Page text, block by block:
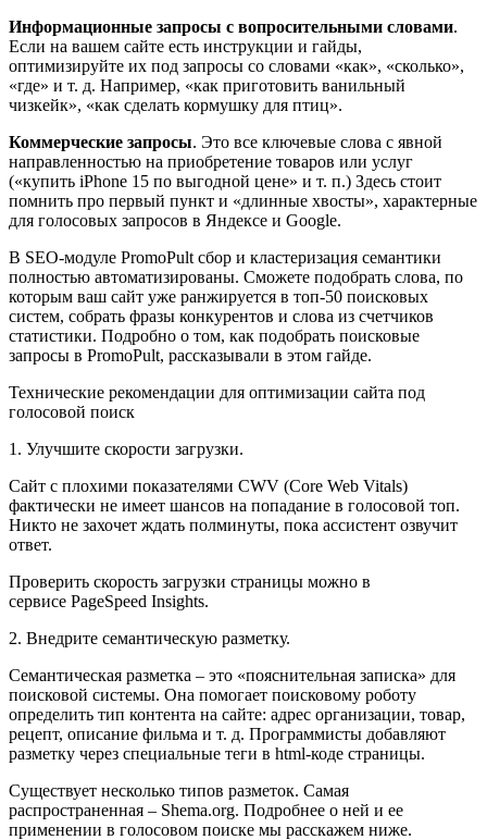
Информационные запросы с вопросительными словами.
Если на вашем сайте есть инструкции и гайды,
оптимизируйте их под запросы со словами «как», «сколько»,
«где» и т. д. Например, «как приготовить ванильный
чизкейк», «как сделать кормушку для птиц».
Коммерческие запросы. Это все ключевые слова с явной
направленностью на приобретение товаров или услуг
(«купить iPhone 15 по выгодной цене» и т. п.) Здесь стоит
помнить про первый пункт и «длинные хвосты», характерные
для голосовых запросов в Яндексе и Google.
В SEO-модуле PromoPult сбор и кластеризация семантики
полностью автоматизированы. Сможете подобрать слова, по
которым ваш сайт уже ранжируется в топ-50 поисковых
систем, собрать фразы конкурентов и слова из счетчиков
статистики. Подробно о том, как подобрать поисковые
запросы в PromoPult, рассказывали в этом гайде.
Технические рекомендации для оптимизации сайта под
голосовой поиск
1. Улучшите скорости загрузки.
Сайт с плохими показателями CWV (Core Web Vitals)
фактически не имеет шансов на попадание в голосовой топ.
Никто не захочет ждать полминуты, пока ассистент озвучит
ответ.
Проверить скорость загрузки страницы можно в
сервисе PageSpeed Insights.
2. Внедрите семантическую разметку.
Семантическая разметка – это «пояснительная записка» для
поисковой системы. Она помогает поисковому роботу
определить тип контента на сайте: адрес организации, товар,
рецепт, описание фильма и т. д. Программисты добавляют
разметку через специальные теги в html-коде страницы.
Существует несколько типов разметок. Самая
распространенная – Shema.org. Подробнее о ней и ее
применении в голосовом поиске мы расскажем ниже.